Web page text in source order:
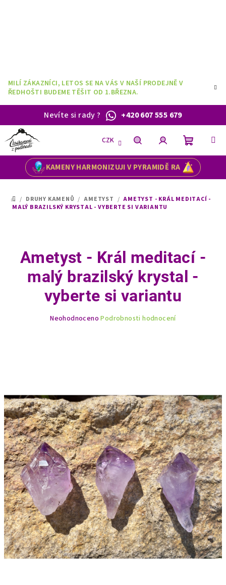
MILÍ ZÁKAZNÍCI, LETOS SE NA VÁS V NAŠÍ PRODEJNĚ V
ŘEDHOŠTI BUDEME TĚŠIT OD 1.BŘEZNA.
Nevíte si rady? +420 607 555 679
KAMENY HARMONIZUJI V PYRAMIDĚ RA
CZK
HledatPřihlášeníNákupní
DOMŮ
/ DRUHY KAMENŮ / AMETYST / AMETYST - KRÁL MEDITACÍ -
MALÝ BRAZILSKÝ KRYSTAL - VYBERTE SI VARIANTU
Ametyst - Král meditací -
malý brazilský krystal -
vyberte si variantu
Neohodnoceno Podrobnosti hodnocení